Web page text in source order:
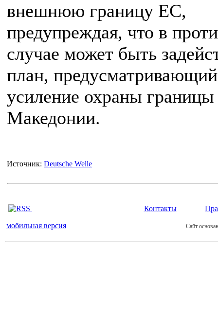
внешнюю границу ЕС,
предупреждая, что в
случае может быть
план, предусматривающий
усиление охраны границы
Македонии.
Источник: Deutsche Welle
Контакты
мобильная версия Сайт